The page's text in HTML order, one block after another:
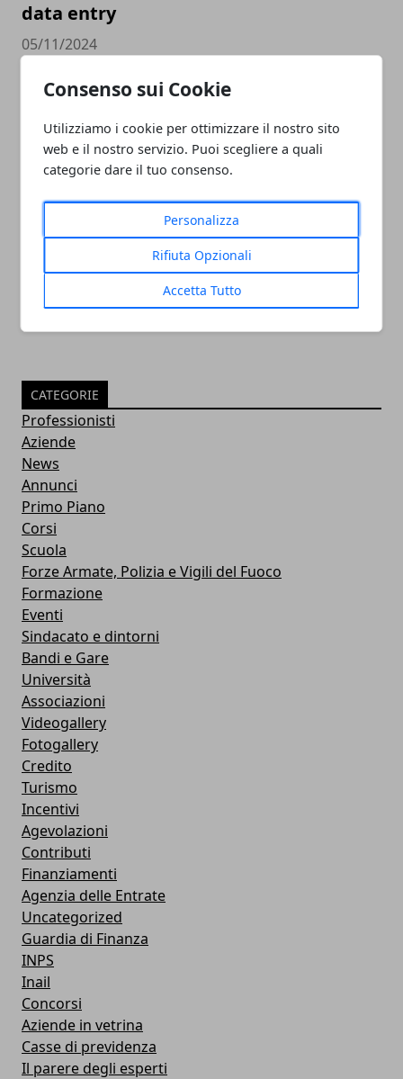
Consenso sui Cookie
Utilizziamo i cookie per ottimizzare il nostro sito
web e il nostro servizio. Puoi scegliere a quali
categorie dare il tuo consenso.
Personalizza
Rifiuta Opzionali
Accetta Tutto
data entry
05/11/2024
PULITORE COORDINATORE
05/11/2024
CATEGORIE
Professionisti
Aziende
News
Annunci
Primo Piano
Corsi
Scuola
Forze Armate, Polizia e Vigili del Fuoco
Formazione
Eventi
Sindacato e dintorni
Bandi e Gare
Università
Associazioni
Videogallery
Fotogallery
Credito
Turismo
Incentivi
Agevolazioni
Contributi
Finanziamenti
Agenzia delle Entrate
Uncategorized
Guardia di Finanza
INPS
Inail
Concorsi
Aziende in vetrina
Casse di previdenza
Il parere degli esperti